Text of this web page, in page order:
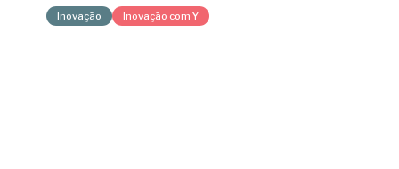
Inovação Inovação com Y